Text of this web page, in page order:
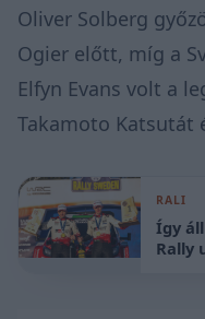
Oliver Solberg
Ogier előtt, míg a
Elfyn Evans volt a
Takamoto Katsutát
RALI
Így
Rally